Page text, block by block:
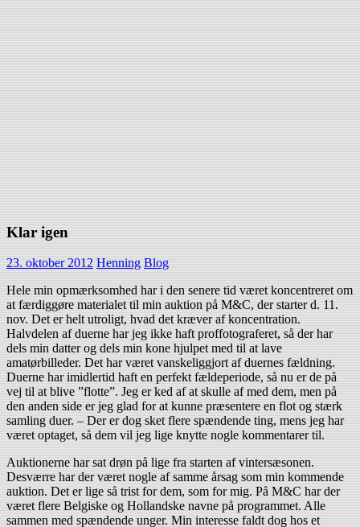
Klar igen
23. oktober 2012 Henning Blog
Hele min opmærksomhed har i den senere tid været koncentreret om
at færdiggøre materialet til min auktion på M&C, der starter d. 11.
nov. Det er helt utroligt, hvad det kræver af koncentration.
Halvdelen af duerne har jeg ikke haft proffotograferet, så der har
dels min datter og dels min kone hjulpet med til at lave
amatørbilleder. Det har været vanskeliggjort af duernes fældning.
Duerne har imidlertid haft en perfekt fældeperiode, så nu er de på
vej til at blive ”flotte”. Jeg er ked af at skulle af med dem, men på
den anden side er jeg glad for at kunne præsentere en flot og stærk
samling duer. – Der er dog sket flere spændende ting, mens jeg har
været optaget, så dem vil jeg lige knytte nogle kommentarer til.
Auktionerne har sat drøn på lige fra starten af vintersæsonen.
Desværre har der været nogle af samme årsag som min kommende
auktion. Det er lige så trist for dem, som for mig. På M&C har der
været flere Belgiske og Hollandske navne på programmet. Alle
sammen med spændende unger. Min interesse faldt dog hos et